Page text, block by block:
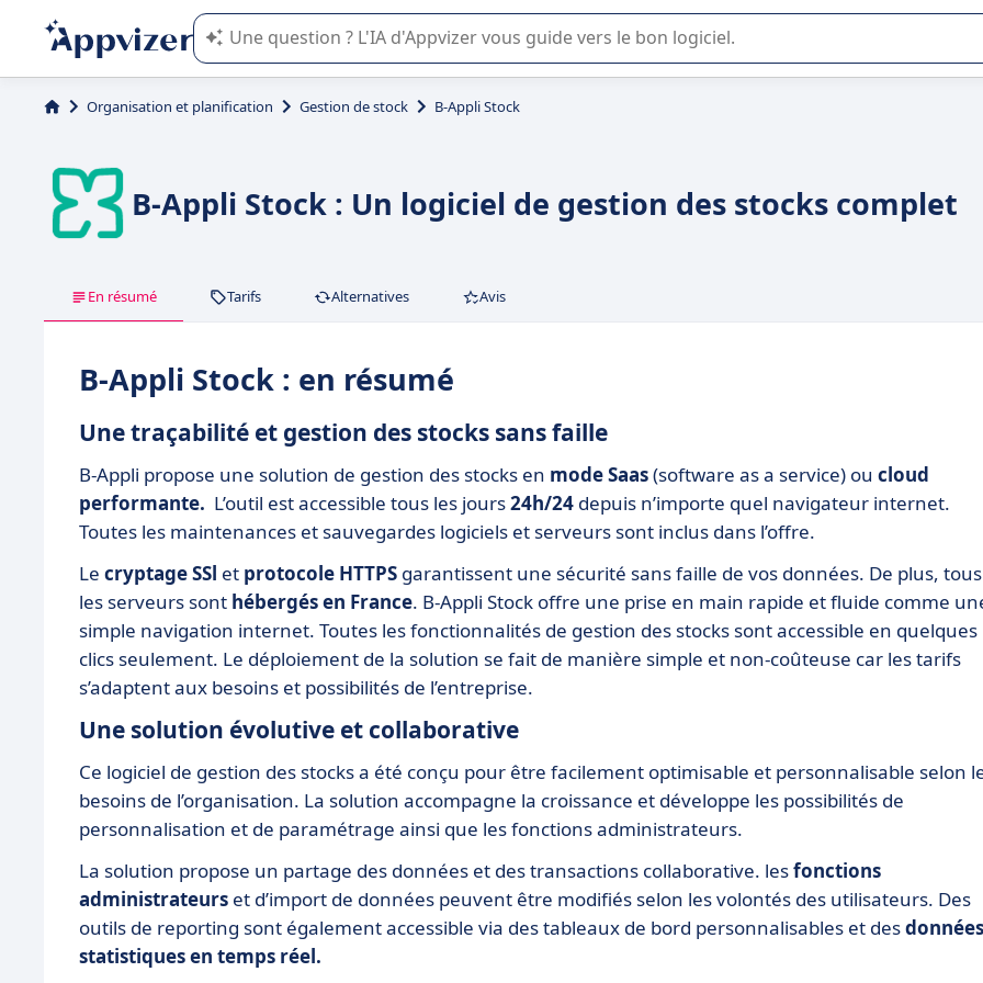
L'IA de Appvizer vous guide dans l'utilisation ou la sélection de logiciel SaaS en entreprise.
Organisation et planification Gestion de stock B-Appli Stock
B-Appli Stock : Un logiciel de gestion des stocks complet
En résumé Tarifs Alternatives Avis
B-Appli Stock : en résumé
Une traçabilité et gestion des stocks sans faille
B-Appli propose une solution de gestion des stocks en mode Saas(software as a service) ou cloud
performante. L’outil est accessible tous les jours24h/24 depuis n’importe quel navigateur internet.
Toutes les maintenances et sauvegardes logiciels et serveurs sont inclus dans l’offre.
Le cryptage SSl et protocole HTTPS garantissent une sécurité sans faille de vos données. De plus, tous
les serveurs sont hébergés en France. B-Appli Stock offre une prise en main rapide et fluide comme
simple navigation internet. Toutes les fonctionnalités de gestion des stocks sont accessible en quelques
clics seulement. Le déploiement de la solution se fait de manière simple et non-coûteuse car les tarifs
s’adaptent aux besoins et possibilités de l’entreprise.
Une solution évolutive et collaborative
Ce logiciel de gestion des stocks a été conçu pour être facilement optimisable et personnalisable selon
besoins de l’organisation. La solution accompagne la croissance et développe les possibilités de
personnalisation et de paramétrage ainsi que les fonctions administrateurs.
La solution propose un partage des données et des transactions collaborative. lesfonctions
administrateurs et d’import de données peuvent être modifiés selon les volontés des utilisateurs. Des
outils de reporting sont également accessible via des tableaux de bord personnalisables et desdonnées
statistiques en temps réel.